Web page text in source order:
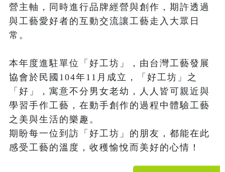
營主軸，同時進行品牌經營與創作，期許透過
與工藝愛好者的互動交流讓工藝走入大眾日
常。
本年度進駐單位「好工坊」，由台灣工藝發展
協會於民國104年11月成立，「好工坊」之
「好」，寓意不分男女老幼，人人皆可親近與
學習手作工藝，在動手創作的過程中體驗工藝
之美與生活的樂趣。
期盼每一位到訪「好工坊」的朋友，都能在此
感受工藝的溫度，收穫愉悅而美好的心情！